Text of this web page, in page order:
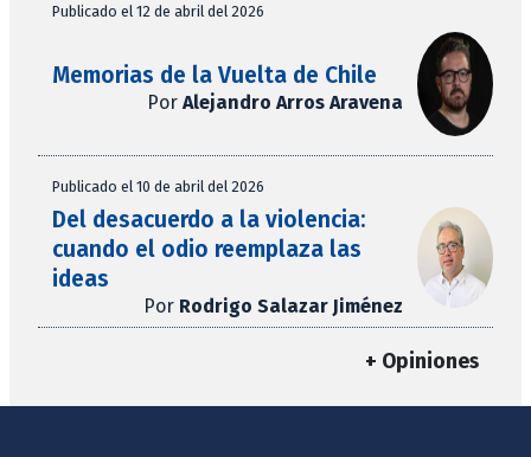
Publicado el 12 de abril del 2026
Memorias de la Vuelta de Chile
Por Alejandro Arros Aravena
Publicado el 10 de abril del 2026
Del desacuerdo a la violencia:
cuando el odio reemplaza las
ideas
Por Rodrigo Salazar Jiménez
+ Opiniones